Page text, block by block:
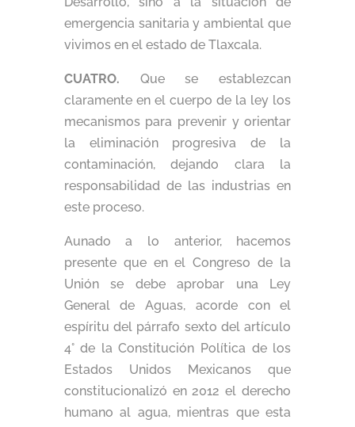
emergencia sanitaria y ambiental que
vivimos en el estado de Tlaxcala.
CUATRO. Que se establezcan
claramente en el cuerpo de la ley los
mecanismos para prevenir y orientar
la eliminación progresiva de la
contaminación, dejando clara la
responsabilidad de las industrias en
este proceso.
Aunado a lo anterior, hacemos
presente que en el Congreso de la
Unión se debe aprobar una Ley
General de Aguas, acorde con el
espíritu del párrafo sexto del artículo
4° de la Constitución Política de los
Estados Unidos Mexicanos que
constitucionalizó en 2012 el derecho
humano al agua, mientras que esta